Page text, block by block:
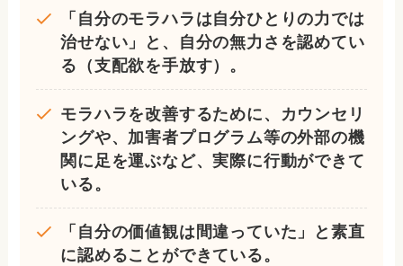
「自分のモラハラは自分ひとりの力では
治せない」と、自分の無力さを認めてい
る（支配欲を手放す）。
モラハラを改善するために、カウンセリ
ングや、加害者プログラム等の外部の機
関に足を運ぶなど、実際に行動ができて
いる。
「自分の価値観は間違っていた」と素直
に認めることができている。